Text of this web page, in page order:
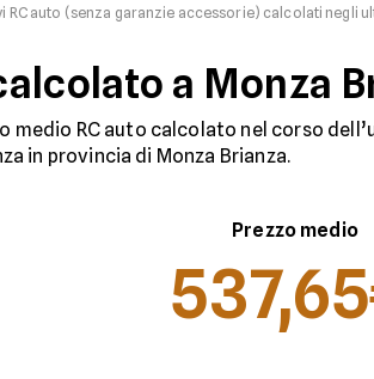
RC auto (senza garanzie accessorie) calcolati negli
a Monza
medio RC auto calcolato nel corso
in provincia di Monza Brianza.
Prezzo medio